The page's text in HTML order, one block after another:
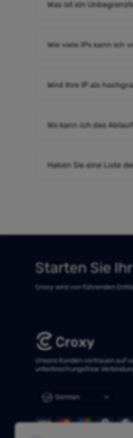
Was ist ein
Wie viele IPs kann ich
Wird Ihre IP als
Wo kann ich das
Haben Sie eine Liste
Starten Sie
Croxy wird von führenden
Unsere Kunden vertrauen auf
unterbrechungsfreie
German